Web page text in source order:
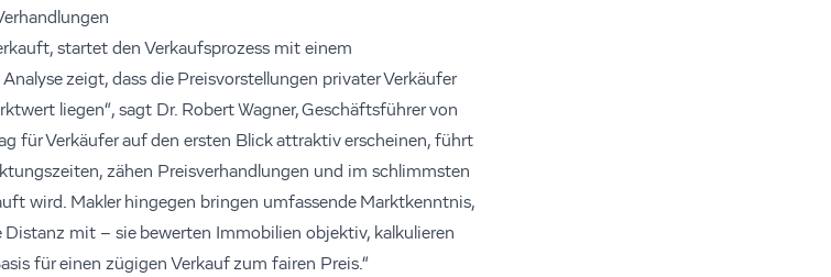
startet den Verkaufsprozess mit einem
zeigt, dass die Preisvorstellungen privater Verkäufer
liegen“, sagt Dr. Robert Wagner, Geschäftsführer von
für Verkäufer auf den ersten Blick attraktiv erscheinen, führt
zähen Preisverhandlungen und im schlimmsten
wird. Makler hingegen bringen umfassende Marktkenntnis,
mit – sie bewerten Immobilien objektiv, kalkulieren
für einen zügigen Verkauf zum fairen Preis.“